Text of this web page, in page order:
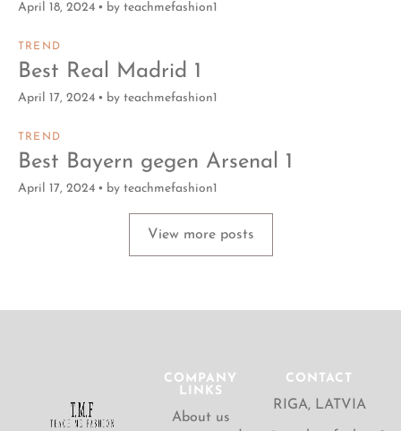
April 18, 2024 by teachmefashion1
TREND
Best Real Madrid 1
April 17, 2024 by teachmefashion1
TREND
Best Bayern gegen Arsenal 1
April 17, 2024 by teachmefashion1
View more posts
COMPANY
LINKS
About us
CONTACT
RIGA, LATVIA